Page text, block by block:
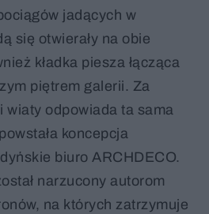
jadących w
się otwierały na obie
kładka piesza łącząca
piętrem galerii. Za
wiaty odpowiada ta sama
koncepcja
biuro ARCHDECO.
narzucony autorom
na których zatrzymuje